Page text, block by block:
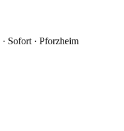
· Sofort · Pforzheim